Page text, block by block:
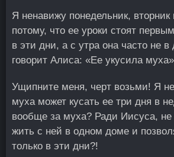
Я ненавижу понедельник, вторник
потому, что ее уроки стоят
в эти дни, а с утра она часто не в
говорит Алиса: «Ее укусила
Ущипните меня, черт возьми! Я
муха может кусать ее три дня в
вообще за муха? Ради Иисуса,
жить с ней в одном доме и
только в эти дни?!